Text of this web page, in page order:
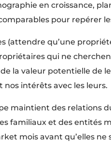
en croissance,
pour repérer
(attendre qu’une
qui ne
la valeur potentielle de
intérêts avec les leurs.
maintient des relations
familiaux et des entités
mois avant qu’elles